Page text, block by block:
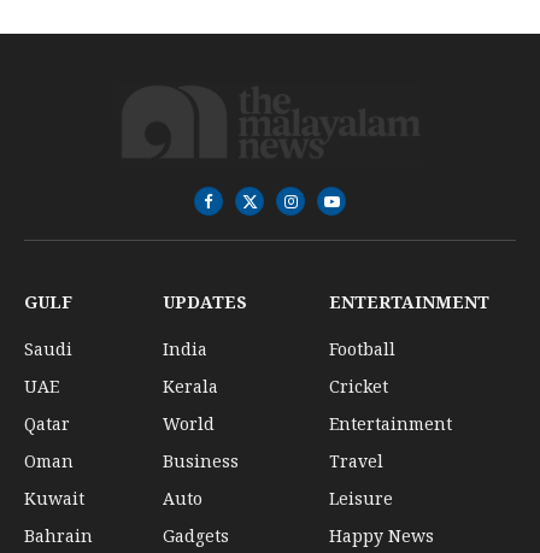
Facebook
X
(Twitter)
InstagramYouTube
GULF
Saudi
UAE
Qatar
Oman
Kuwait
Bahrain
UPDATES
India
Kerala
World
Business
Auto
Gadgets
ENTERTAINMENT
Football
Cricket
Entertainment
Travel
Leisure
Happy News